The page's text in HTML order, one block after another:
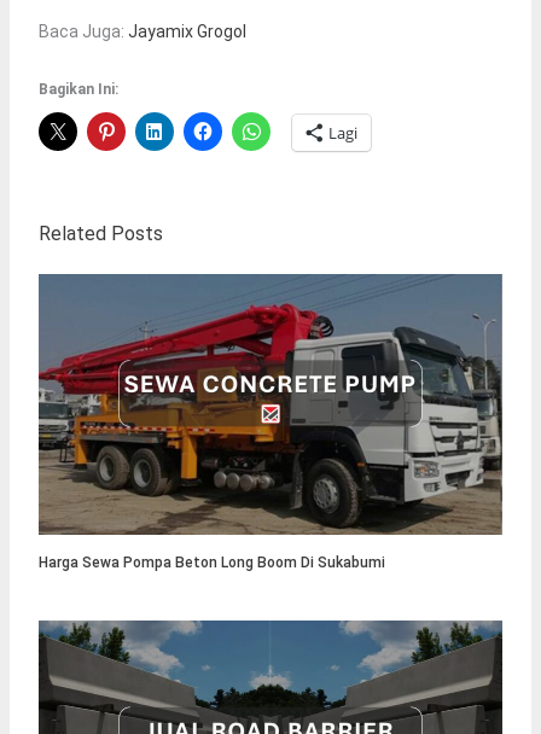
Baca Juga: Jayamix Grogol
Bagikan Ini:
Lagi
Related Posts
Harga Sewa Pompa Beton Long Boom Di Sukabumi